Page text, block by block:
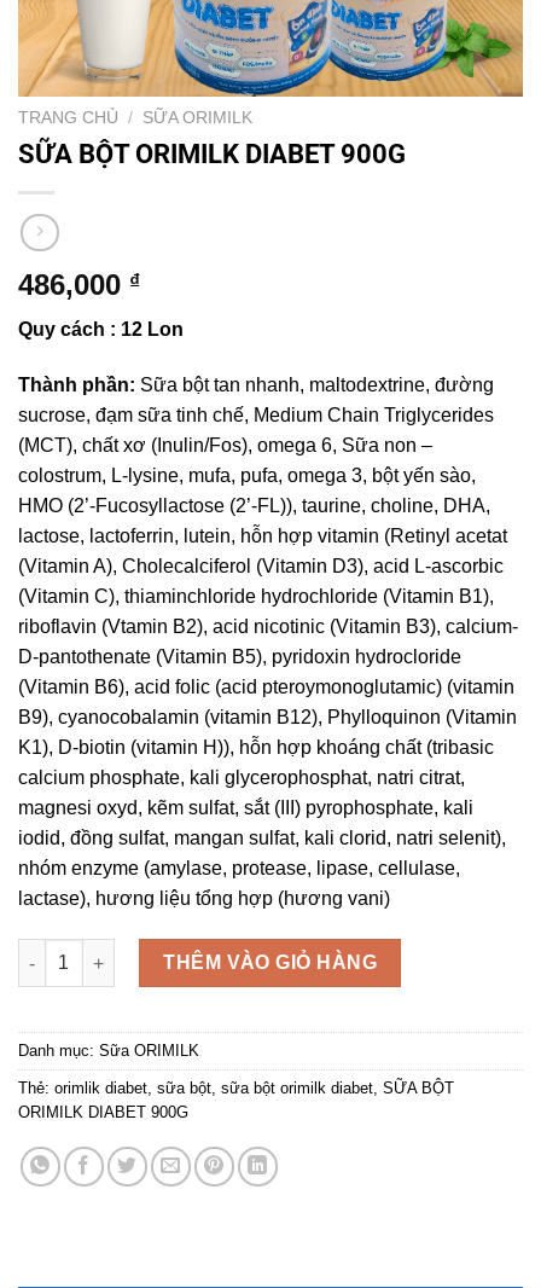
TRANG CHỦ / SỮA ORIMILK
SỮA BỘT ORIMILK DIABET 900G
486,000 ₫
Quy cách : 12 Lon
Thành phần: Sữa bột tan nhanh, maltodextrine, đường
sucrose, đạm sữa tinh chế, Medium Chain Triglycerides
(MCT), chất xơ (Inulin/Fos), omega 6, Sữa non –
colostrum, L-lysine, mufa, pufa, omega 3, bột yến sào,
HMO (2’-Fucosyllactose (2’-FL)), taurine, choline, DHA,
lactose, lactoferrin, lutein, hỗn hợp vitamin (Retinyl acetat
(Vitamin A), Cholecalciferol (Vitamin D3), acid L-ascorbic
(Vitamin C), thiaminchloride hydrochloride (Vitamin B1),
riboflavin (Vtamin B2), acid nicotinic (Vitamin B3), calcium-
D-pantothenate (Vitamin B5), pyridoxin hydrocloride
(Vitamin B6), acid folic (acid pteroymonoglutamic) (vitamin
B9), cyanocobalamin (vitamin B12), Phylloquinon (Vitamin
K1), D-biotin (vitamin H)), hỗn hợp khoáng chất (tribasic
calcium phosphate, kali glycerophosphat, natri citrat,
magnesi oxyd, kẽm sulfat, sắt (III) pyrophosphate, kali
iodid, đồng sulfat, mangan sulfat, kali clorid, natri selenit),
nhóm enzyme (amylase, protease, lipase, cellulase,
lactase), hương liệu tổng hợp (hương vani)
SỮA BỘT ORIMILK DIABET 900G số lượng
THÊM VÀO GIỎ HÀNG
Danh mục: Sữa ORIMILK
Thẻ: orimlik diabet sữa bột sữa bột orimilk diabet SỮA BỘT
ORIMILK DIABET 900G